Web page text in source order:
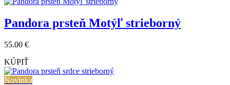
Pandora prsteň Motýľ strieborný
55.00 €
KÚPIŤ
Novinka